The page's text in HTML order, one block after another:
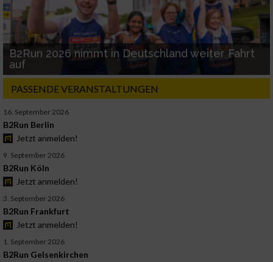
B2Run 2026 nimmt in Deutschland weiter Fahrt
auf
PASSENDE VERANSTALTUNGEN
16. September 2026
B2Run Berlin
Jetzt anmelden!
9. September 2026
B2Run Köln
Jetzt anmelden!
3. September 2026
B2Run Frankfurt
Jetzt anmelden!
1. September 2026
B2Run Gelsenkirchen